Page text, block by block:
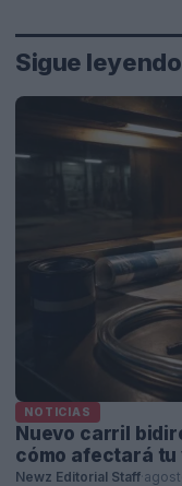
Sigue leyendo
NOTICIAS
Nuevo carril
cómo afectará tu
Newz Editorial Staff